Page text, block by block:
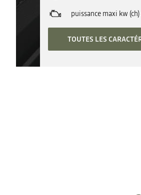
puissance maxi kw (ch)
TOUTES LES